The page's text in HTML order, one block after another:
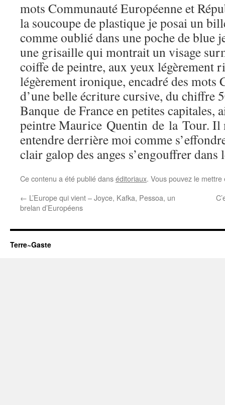
mots Communauté Européenne et
la soucoupe de plastique je posai un
comme oublié dans une poche de blue
une grisaille qui montrait un visage
coiffe de peintre, aux yeux légèrement
légèrement ironique, encadré des mots
d’une belle écriture cursive, du chiffre
Banque de France en petites capitales,
peintre Maurice Quentin de la Tour. Il
entendre derrière moi comme
clair galop des anges s’engouffrer dans
Ce contenu a été publié danséditoriaux. Vous pouvez le
← L’Europe qui vient – Joyce, Kafka, Pessoa, un
brelan d’Européens
Terre~Gaste